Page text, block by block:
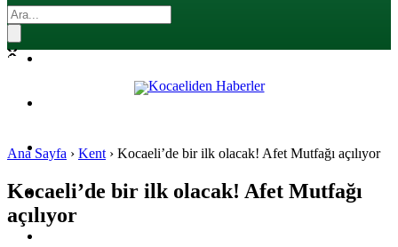
SPOR
MAGAZIN
Ana Sayfa › Kent › Kocaeli’de bir ilk olacak! Afet Mutfağı açılıyor
Kocaeli’de bir ilk olacak! Afet Mutfağı
açılıyor